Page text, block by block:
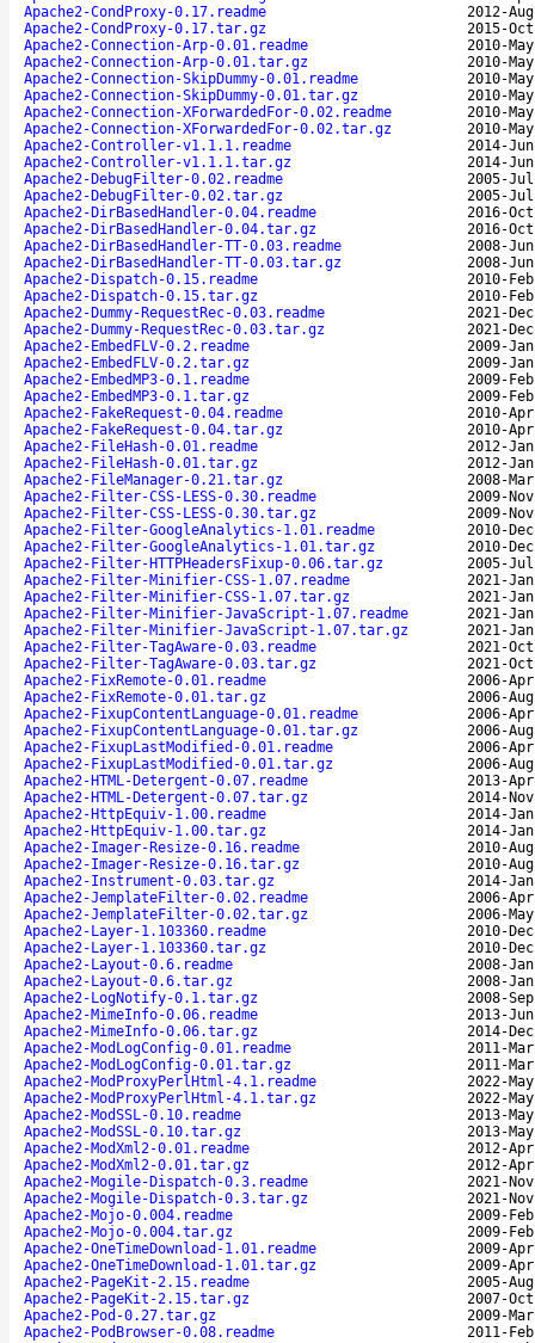
Apache2-CondProxy-0.17.readme
2012-
Apache2-CondProxy-0.17.tar.gz
2015-
Apache2-Connection-Arp-0.01.readme
2010-
Apache2-Connection-Arp-0.01.tar.gz
2010-
Apache2-Connection-SkipDummy-0.01.readme
2010-
Apache2-Connection-SkipDummy-0.01.tar.gz
2010-
Apache2-Connection-XForwardedFor-0.02.readme
2010-
Apache2-Connection-XForwardedFor-0.02.tar.gz
2010-
Apache2-Controller-v1.1.1.readme
2014-
Apache2-Controller-v1.1.1.tar.gz
2014-
Apache2-DebugFilter-0.02.readme
2005-
Apache2-DebugFilter-0.02.tar.gz
2005-
Apache2-DirBasedHandler-0.04.readme
2016-
Apache2-DirBasedHandler-0.04.tar.gz
2016-
Apache2-DirBasedHandler-TT-0.03.readme
2008-
Apache2-DirBasedHandler-TT-0.03.tar.gz
2008-
Apache2-Dispatch-0.15.readme
2010-
Apache2-Dispatch-0.15.tar.gz
2010-
Apache2-Dummy-RequestRec-0.03.readme
2021-
Apache2-Dummy-RequestRec-0.03.tar.gz
2021-
Apache2-EmbedFLV-0.2.readme
2009-
Apache2-EmbedFLV-0.2.tar.gz
2009-
Apache2-EmbedMP3-0.1.readme
2009-
Apache2-EmbedMP3-0.1.tar.gz
2009-
Apache2-FakeRequest-0.04.readme
2010-
Apache2-FakeRequest-0.04.tar.gz
2010-
Apache2-FileHash-0.01.readme
2012-
Apache2-FileHash-0.01.tar.gz
2012-
Apache2-FileManager-0.21.tar.gz
2008-
Apache2-Filter-CSS-LESS-0.30.readme
2009-
Apache2-Filter-CSS-LESS-0.30.tar.gz
2009-
Apache2-Filter-GoogleAnalytics-1.01.readme
2010-
Apache2-Filter-GoogleAnalytics-1.01.tar.gz
2010-
Apache2-Filter-HTTPHeadersFixup-0.06.tar.gz
2005-
Apache2-Filter-Minifier-CSS-1.07.readme
2021-
Apache2-Filter-Minifier-CSS-1.07.tar.gz
2021-
Apache2-Filter-Minifier-JavaScript-1.07.readme
2021-
Apache2-Filter-Minifier-JavaScript-1.07.tar.gz
2021-
Apache2-Filter-TagAware-0.03.readme
2021-
Apache2-Filter-TagAware-0.03.tar.gz
2021-
Apache2-FixRemote-0.01.readme
2006-
Apache2-FixRemote-0.01.tar.gz
2006-
Apache2-FixupContentLanguage-0.01.readme
2006-
Apache2-FixupContentLanguage-0.01.tar.gz
2006-
Apache2-FixupLastModified-0.01.readme
2006-
Apache2-FixupLastModified-0.01.tar.gz
2006-
Apache2-HTML-Detergent-0.07.readme
2013-
Apache2-HTML-Detergent-0.07.tar.gz
2014-
Apache2-HttpEquiv-1.00.readme
2014-
Apache2-HttpEquiv-1.00.tar.gz
2014-
Apache2-Imager-Resize-0.16.readme
2010-
Apache2-Imager-Resize-0.16.tar.gz
2010-
Apache2-Instrument-0.03.tar.gz
2014-
Apache2-JemplateFilter-0.02.readme
2006-
Apache2-JemplateFilter-0.02.tar.gz
2006-
Apache2-Layer-1.103360.readme
2010-
Apache2-Layer-1.103360.tar.gz
2010-
Apache2-Layout-0.6.readme
2008-
Apache2-Layout-0.6.tar.gz
2008-
Apache2-LogNotify-0.1.tar.gz
2008-
Apache2-MimeInfo-0.06.readme
2013-
Apache2-MimeInfo-0.06.tar.gz
2014-
Apache2-ModLogConfig-0.01.readme
2011-
Apache2-ModLogConfig-0.01.tar.gz
2011-
Apache2-ModProxyPerlHtml-4.1.readme
2022-
Apache2-ModProxyPerlHtml-4.1.tar.gz
2022-
Apache2-ModSSL-0.10.readme
2013-
Apache2-ModSSL-0.10.tar.gz
2013-
Apache2-ModXml2-0.01.readme
2012-
Apache2-ModXml2-0.01.tar.gz
2012-
Apache2-Mogile-Dispatch-0.3.readme
2021-
Apache2-Mogile-Dispatch-0.3.tar.gz
2021-
Apache2-Mojo-0.004.readme
2009-
Apache2-Mojo-0.004.tar.gz
2009-
Apache2-OneTimeDownload-1.01.readme
2009-
Apache2-OneTimeDownload-1.01.tar.gz
2009-
Apache2-PageKit-2.15.readme
2005-
Apache2-PageKit-2.15.tar.gz
2007-
Apache2-Pod-0.27.tar.gz
2009-
Apache2-PodBrowser-0.08.readme
2011-